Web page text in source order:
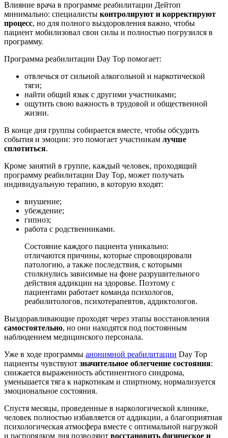
Влияние врача в программе реабилитации Дейтоп
минимально: специалисты контролируют и корректируют
процесс, но для полного выздоровления важно, чтобы
пациент мобилизовал свои силы и полностью погрузился в
программу.
Программа реабилитации Day Top помогает:
отвлечься от сильной алкогольной и наркотической
тяги;
найти общий язык с другими участниками;
ощутить свою важность в трудовой и общественной
жизни.
В конце дня группы собирается вместе, чтобы обсудить
события и эмоции: это помогает участникам лучше
сплотиться.
Кроме занятий в группе, каждый человек, проходящий
программу реабилитации Day Top, может получать
индивидуальную терапию, в которую входят:
внушение;
убеждение;
гипноз;
работа с родственниками.
Состояние каждого пациента уникально:
отличаются причины, которые спровоцировали
патологию, а также последствия, с которыми
столкнулись зависимые на фоне разрушительного
действия аддикции на здоровье. Поэтому с
пациентами работает команда психологов,
реабилитологов, психотерапевтов, аддиктологов.
Выздоравливающие проходят через этапы восстановления
самостоятельно, но они находятся под постоянным
наблюдением медицинского персонала.
Уже в ходе программы анонимной реабилитации Day Top
пациенты чувствуют значительное облегчение состояния:
снижается выраженность абстинентного синдрома,
уменьшается тяга к наркотикам и спиртному, нормализуется
эмоциональное состояния.
Спустя месяцы, проведенные в наркологической клинике,
человек полностью избавляется от аддикции, а благоприятная
психологическая атмосфера вместе с оптимальной нагрузкой
и распорядком дня позволяют восстановить физическое и